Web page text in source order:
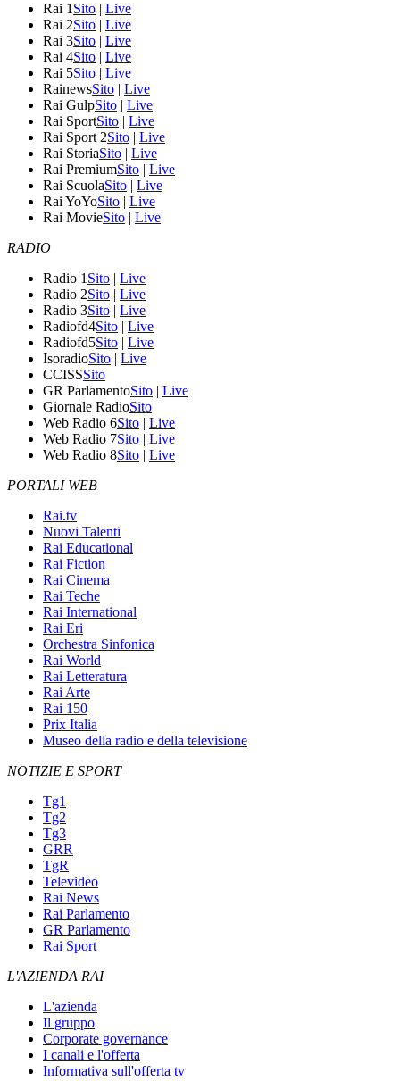
Rai 1 Sito | Live
Rai 2Sito | Live
Rai 3Sito | Live
Rai 4Sito | Live
Rai 5Sito | Live
RainewsSito | Live
Rai GulpSito | Live
Rai SportSito | Live
Rai Sport 2Sito | Live
Rai StoriaSito | Live
Rai PremiumSito | Live
Rai ScuolaSito | Live
Rai YoYoSito | Live
Rai MovieSito | Live
RADIO
Radio 1 Sito | Live
Radio 2Sito | Live
Radio 3Sito | Live
Radiofd4Sito | Live
Radiofd5Sito | Live
IsoradioSito | Live
CCISSSito
GR ParlamentoSito | Live
Giornale RadioSito
Web Radio 6Sito | Live
Web Radio 7Sito | Live
Web Radio 8Sito | Live
PORTALI WEB
Rai.tv
Nuovi Talenti
Rai Educational
Rai Fiction
Rai Cinema
Rai Teche
Rai International
Rai Eri
Orchestra Sinfonica
Rai World
Rai Letteratura
Rai Arte
Rai 150
Prix Italia
Museo della radio e della televisione
NOTIZIE E SPORT
Tg1
Tg2
Tg3
GRR
TgR
Televideo
Rai News
Rai Parlamento
GR Parlamento
Rai Sport
L'AZIENDA RAI
L'azienda
Il gruppo
Corporate governance
I canali e l'offerta
Informativa sull'offerta tv